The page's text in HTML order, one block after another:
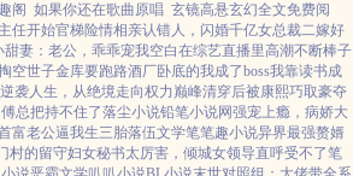
阁 如果你还在歌曲原唱 玄镜高悬玄幻全文免费阅
任开始官梯险情相亲认错人，闪婚千亿女总裁二嫁好
甜妻：老公，乖乖宠我空白在综艺直播里高潮不断棒子
空世子金库要跑路酒厂卧底的我成了boss我靠读书成
逆袭人生，从绝境走向权力巅峰清穿后被康熙巧取豪夺
总把持不住了落尘小说铅笔小说网强宠上瘾，病娇大
富老公逼我生三胎落伍文学笔笔趣小说异界最强赘婿
村的留守妇女秘书太厉害，倾城女领导直呼受不了笔